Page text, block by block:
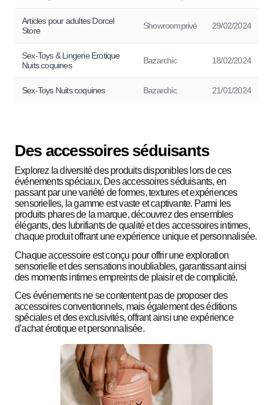
Articles pour adultes Dorcel
Store
Showroomprivé 29/02/2024
Sex-Toys & Lingerie Erotique
Nuits coquines
Bazarchic 18/02/2024
Sex-Toys Nuits coquines Bazarchic 21/01/2024
Des accessoires séduisants
Explorez la diversité des produits disponibles lors de ces
événements spéciaux. Des accessoires séduisants, en
passant par une variété de formes, textures et expériences
sensorielles, la gamme est vaste et captivante. Parmi les
produits phares de la marque, découvrez des ensembles
élégants, des lubrifiants de qualité et des accessoires intimes,
chaque produit offrant une expérience unique et personnalisée.
Chaque accessoire est conçu pour offrir une exploration
sensorielle et des sensations inoubliables, garantissant ainsi
des moments intimes empreints de plaisir et de complicité.
Ces événements ne se contentent pas de proposer des
accessoires conventionnels, mais également des éditions
spéciales et des exclusivités, offrant ainsi une expérience
d’achat érotique et personnalisée.